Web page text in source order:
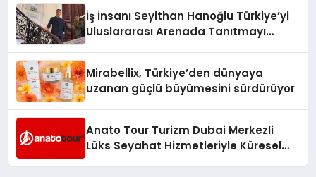
İş İnsanı Seyithan Hanoğlu Türkiye’yi
Uluslararası Arenada Tanıtmayı
Mirabellix, Türkiye’den dünyaya
uzanan güçlü büyümesini sürdürüyor
Anato Tour Turizm Dubai Merkezli
Lüks Seyahat Hizmetleriyle Küresel